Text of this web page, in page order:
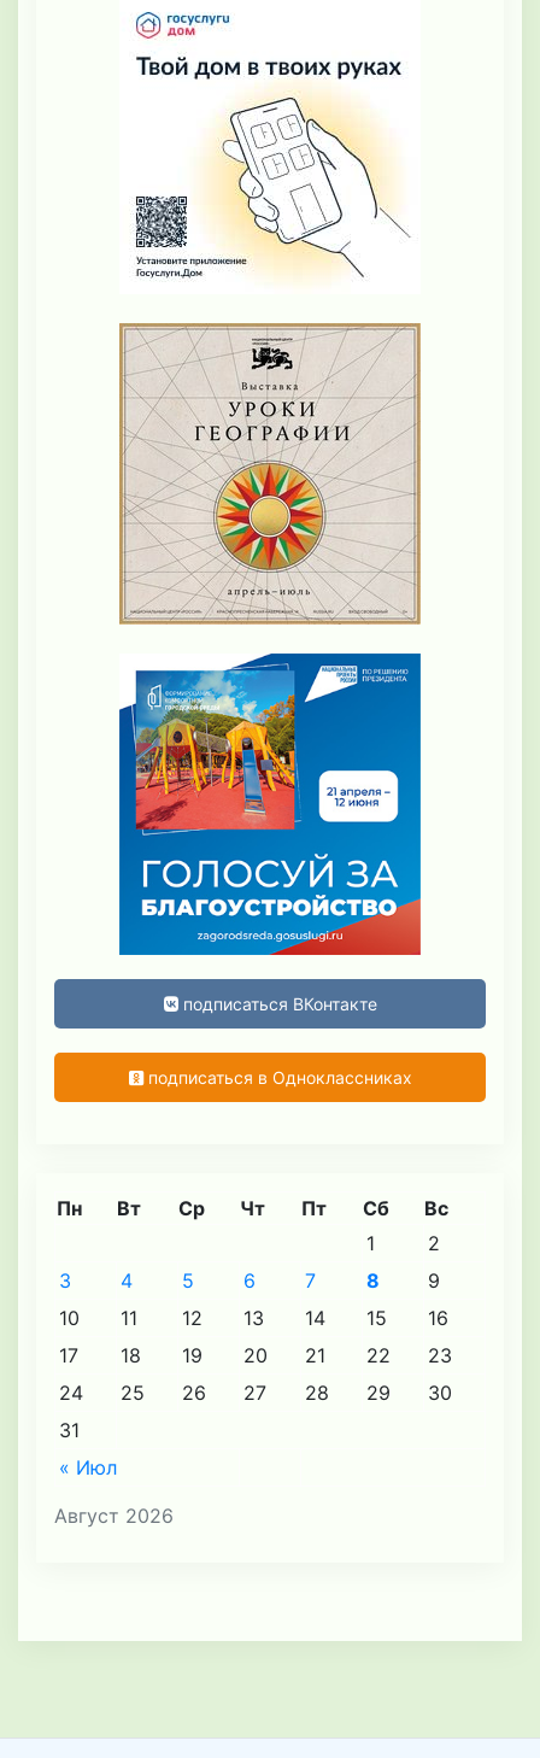
подписаться ВКонтакте
подписаться в Одноклассниках
Август 2026
Пн Вт Ср Чт Пт Сб Вс
« Июл
1
2
3
4 5 6 7 8
9
10
11 12 13 14 15
16
17
18 19 20 21 22
23
24
25 26 27 28 29
30
31